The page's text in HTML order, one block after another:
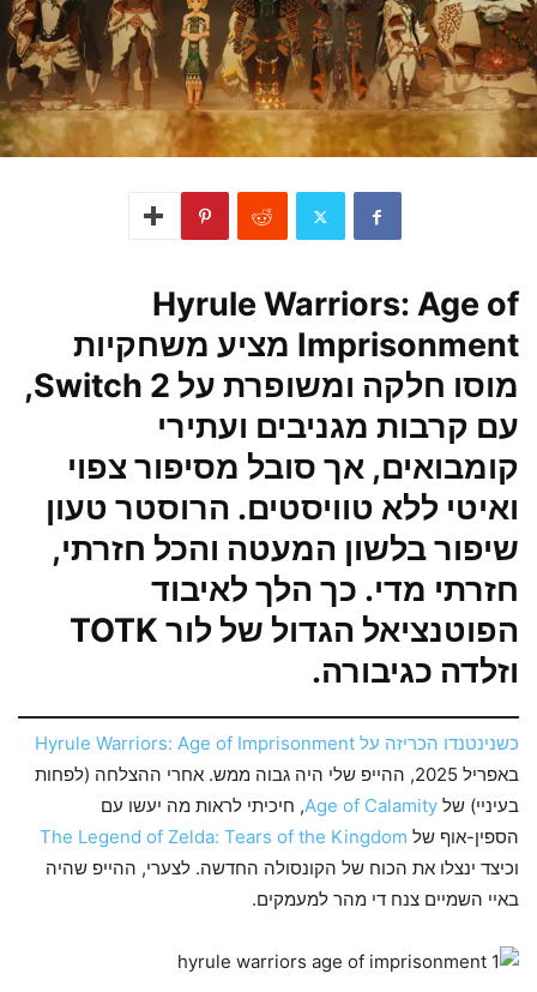
Hyrule Warriors: Age of
Imprisonment מציע משחקיות
מוסו חלקה ומשופרת על Switch 2,
עם קרבות מגניבים ועתירי
קומבואים, אך סובל מסיפור צפוי
ואיטי ללא טוויסטים. הרוסטר טעון
שיפור בלשון המעטה והכל חזרתי,
חזרתי מדי. כך הלך לאיבוד
הפוטנציאל הגדול של לור TOTK
וזלדה כגיבורה.
כשנינטנדו הכריזה על Hyrule Warriors: Age of Imprisonment
באפריל 2025, ההייפ שלי היה גבוה ממש. אחרי ההצלחה (לפחות
בעיניי) של Age of Calamity, חיכיתי לראות מה יעשו עם
הספין-אוף של The Legend of Zelda: Tears of the Kingdom
וכיצד ינצלו את הכוח של הקונסולה החדשה. לצערי, ההייפ שהיה
באיי השמיים צנח די מהר למעמקים.